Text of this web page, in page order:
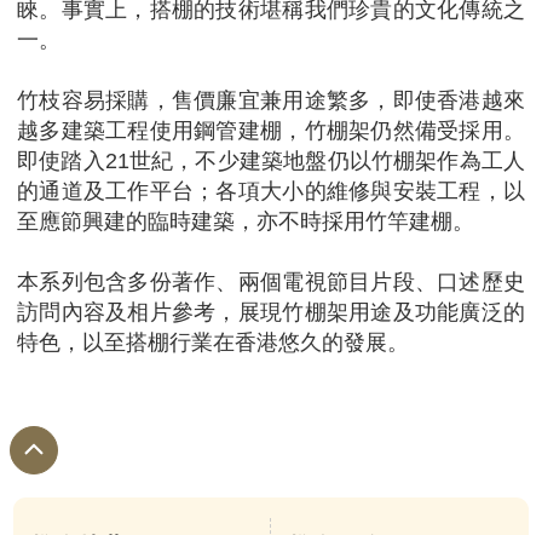
睞。事實上，搭棚的技術堪稱我們珍貴的文化傳統之
一。
竹枝容易採購，售價廉宜兼用途繁多，即使香港越來
越多建築工程使用鋼管建棚，竹棚架仍然備受採用。
即使踏入21世紀，不少建築地盤仍以竹棚架作為工人
的通道及工作平台；各項大小的維修與安裝工程，以
至應節興建的臨時建築，亦不時採用竹竿建棚。
本系列包含多份著作、兩個電視節目片段、口述歷史
訪問內容及相片參考，展現竹棚架用途及功能廣泛的
特色，以至搭棚行業在香港悠久的發展。